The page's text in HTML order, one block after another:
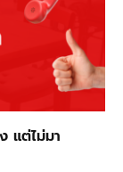
แต่ไม่มา